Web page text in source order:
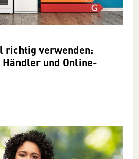
richtig verwenden:
und Online-